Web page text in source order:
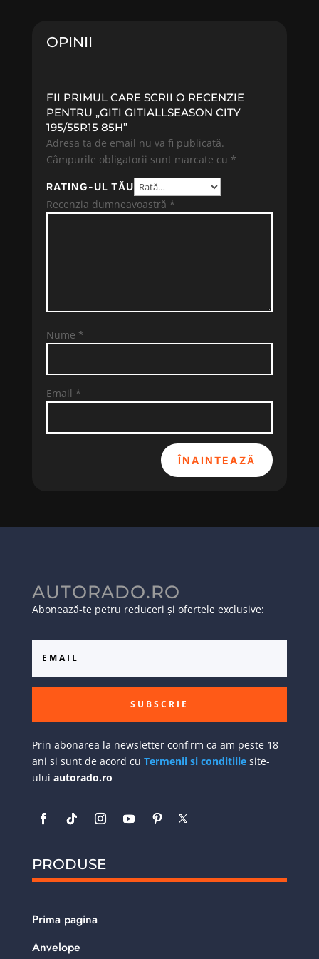
OPINII
FII PRIMUL CARE SCRII O RECENZIE
PENTRU „GITI GITIALLSEASON CITY
195/55R15 85H”
Adresa ta de email nu va fi publicată.
Câmpurile obligatorii sunt marcate cu *
RATING-UL TĂU
Recenzia dumneavoastră *
Nume *
Email *
ÎNAINTEAZĂ
AUTORADO.RO
Abonează-te petru reduceri și ofertele exclusive:
SUBSCRIE
Prin abonarea la newsletter confirm ca am peste 18
ani si sunt de acord cu Termenii si conditiilesite-
ului autorado.ro
PRODUSE
Prima pagina
Anvelope